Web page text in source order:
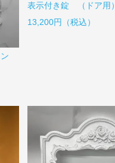
表示付き錠 （ドア用）
13,200円（税込）